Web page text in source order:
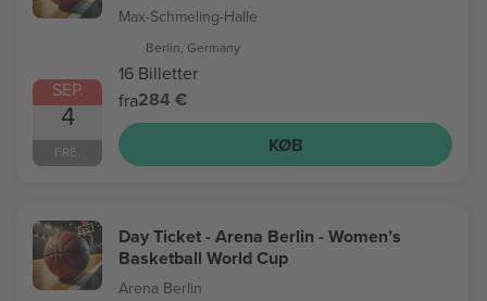
SEP.
4
FRE.
Max-Schmeling-Halle
Berlin, Germany
16 Billetter
fra284 €
KØB
Day Ticket - Arena Berlin - Women’s
Basketball World Cup
Arena Berlin